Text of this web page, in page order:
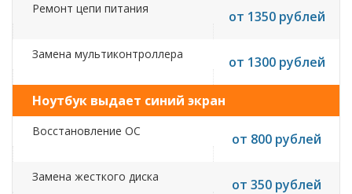
Ремонт цепи питания от 1350 рублей
Замена мультиконтроллера от 1300 рублей
Ноутбук выдает синий экран
Восстановление ОС от 800 рублей
Замена жесткого диска от 350 рублей